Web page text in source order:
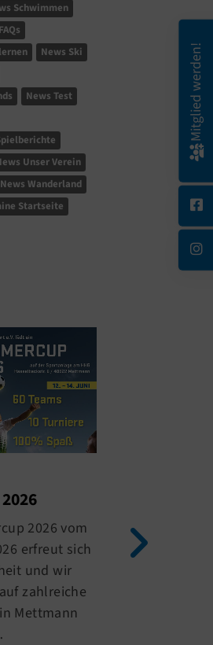
Schwimmen
News Ski
News Test
Unser Verein
News Wanderland
Startseite
2026 vom
erfreut sich
und wir
zahlreiche
Mettmann
Am
Mitglied werden!